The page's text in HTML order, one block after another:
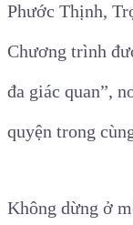
Phước Thịnh,
Chương trình
đa giác quan”,
quyện trong
Không dừng ở